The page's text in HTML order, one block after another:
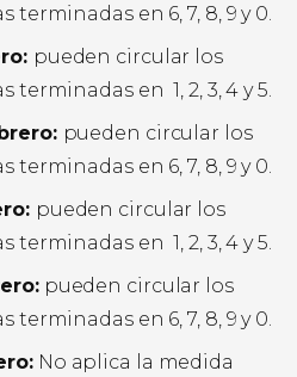
terminadas en 6, 7, 8, 9 y 0.
pueden circular los
terminadas en 1, 2, 3, 4 y 5.
pueden circular los
terminadas en 6, 7, 8, 9 y 0.
pueden circular los
terminadas en 1, 2, 3, 4 y 5.
pueden circular los
terminadas en 6, 7, 8, 9 y 0.
No aplica la medida